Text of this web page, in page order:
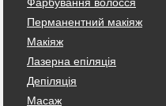
Фарбування волосся
Перманентний макіяж
Макіяж
Лазерна епіляція
Депіляція
Масаж